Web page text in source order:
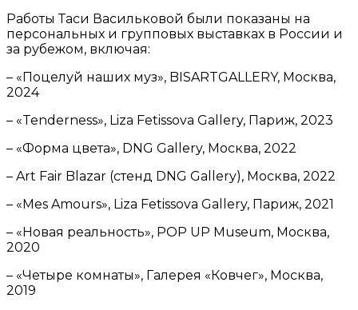
Работы Таси Васильковой были показаны на
персональных и групповых выставках в России и
за рубежом, включая:
– «Поцелуй наших муз», BISARTGALLERY, Москва,
2024
– «Tenderness», Liza Fetissova Gallery, Париж, 2023
– «Форма цвета», DNG Gallery, Москва, 2022
– Art Fair Blazar (стенд DNG Gallery), Москва, 2022
– «Mes Amours», Liza Fetissova Gallery, Париж, 2021
– «Новая реальность», POP UP Museum, Москва,
2020
– «Четыре комнаты», Галерея «Ковчег», Москва,
2019